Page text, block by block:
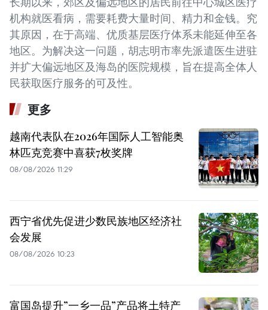
机构就医看病，需要耗费大量时间、精力和金钱。究
其原因，在于高端、优质基层医疗体系未能延伸至各
地区。为解决这一问题，胡志明市率先派遣医生进驻
并扩大偏远地区及海岛的医院规模，旨在提高全体人
民获取医疗服务的可及性。
更多
越南代表队在2026年国际人工智能奥
林匹克竞赛中喜获7枚奖牌
08/08/2026 11:29
西宁省优先促进少数民族地区经济社
会发展
08/08/2026 10:23
富国岛提升”一乡一品”产品将土特产